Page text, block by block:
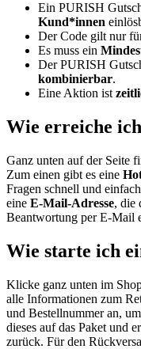
Ein PURISH
Kund*innen
Der Code gilt nur
Es muss ein
Der PURISH
kombinierbar.
Eine Aktion ist
Wie erreiche
Ganz unten auf der Seite
Zum einen gibt es eine
Fragen schnell und
eine E-Mail-Adresse, die
Beantwortung per E-Mail
Wie starte ich
Klicke ganz unten im
alle Informationen zum
und Bestellnummer an,
dieses auf das Paket und
zurück. Für den